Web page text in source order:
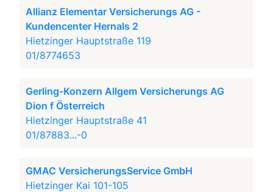
Allianz Elementar Versicherungs AG -
Kundencenter Hernals 2
Hietzinger Hauptstraße 119
01/8774653
Gerling-Konzern Allgem Versicherungs AG
Dion f Österreich
Hietzinger Hauptstraße 41
01/87883...-0
GMAC VersicherungsService GmbH
Hietzinger Kai 101-105